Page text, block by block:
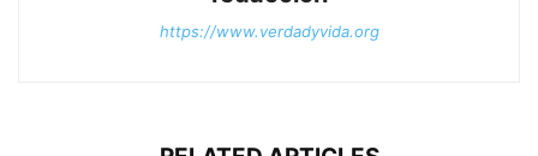
https://www.verdadyvida.org